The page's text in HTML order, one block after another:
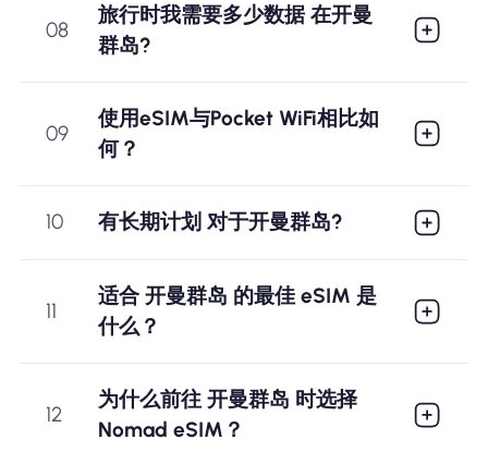
08
旅行时我需要多少数据 在开曼
群岛?
09
使用eSIM与Pocket WiFi相比如
何？
10 有长期计划 对于开曼群岛?
11
适合 开曼群岛 的最佳 eSIM 是
什么？
12
为什么前往 开曼群岛 时选择
Nomad eSIM？